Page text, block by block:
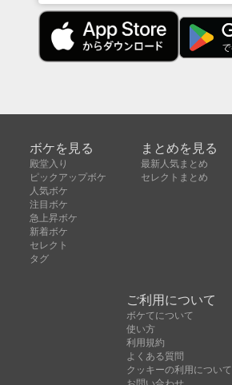
ボケを見る
殿堂入り
ピックアップボケ
人気ボケ
注目ボケ
急上昇ボケ
新着ボケ
セレクト
タグ
まとめを見る
最新人気まとめ
セレクトまとめ
ご利用について
ボケてについて
使い方
利用規約
よくある質問
クッキーの利用について